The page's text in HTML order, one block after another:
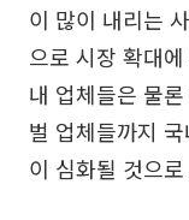
이 많이 내리는
으로 시장 확대
내 업체들은 물
벌 업체들까지
이 심화될 것으